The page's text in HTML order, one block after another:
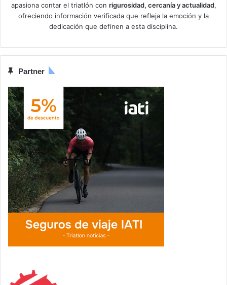
apasiona contar el triatlón con rigurosidad, cercanía y actualidad,
ofreciendo información verificada que refleja la emoción y la
dedicación que definen a esta disciplina.
Partner